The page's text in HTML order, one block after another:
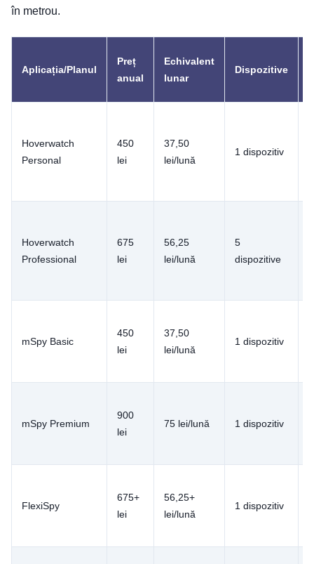
în metrou.
Aplicația/Planul
Preț
anual
Echivalent
lunar
Dispozitive
Hoverwatch
Personal
450
lei
37,50
lei/lună
1 dispozitiv
Hoverwatch
Professional
675
lei
56,25
lei/lună
5
dispozitive
mSpy Basic
450
lei
37,50
lei/lună
1 dispozitiv
mSpy Premium
900
lei
75 lei/lună 1 dispozitiv
FlexiSpy
675+
lei
56,25+
lei/lună
1 dispozitiv